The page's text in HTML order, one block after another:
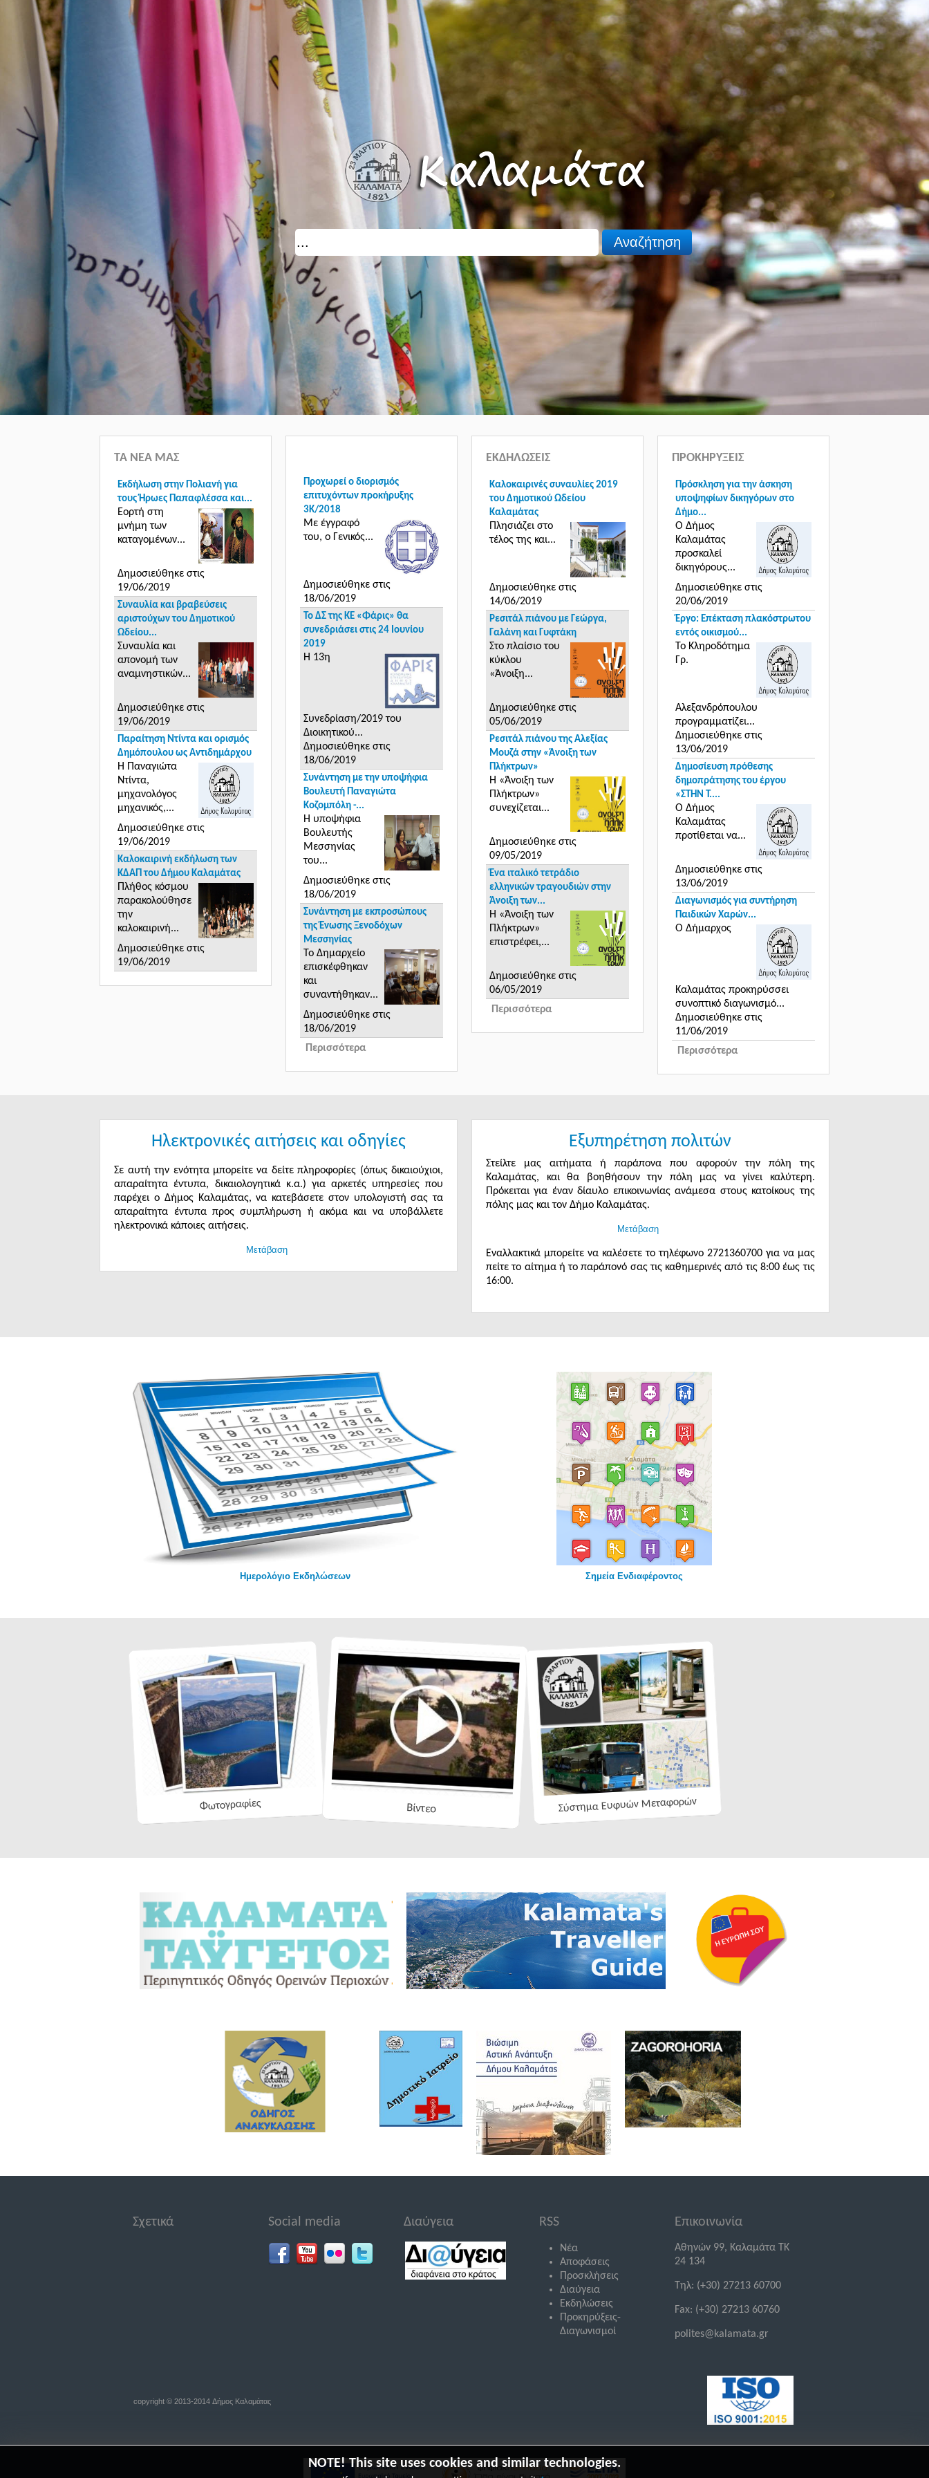
NOTE! This site uses cookies and similar technologies.
ΤΑ ΝΕΑ ΜΑΣ
Εκδήλωση στην Πολιανή για
τους Ήρωες Παπαφλέσσα και...
Εορτή στη
μνήμη των
καταγομένων...
Δημοσιεύθηκε στις
19/06/2019
Συναυλία και βραβεύσεις
αριστούχων του Δημοτικού
Ωδείου...
Συναυλία και
απονομή των
αναμνηστικών...
Δημοσιεύθηκε στις
19/06/2019
Παραίτηση Ντίντα και ορισμός
Δημόπουλου ως Αντιδημάρχου
Η Παναγιώτα
Ντίντα,
μηχανολόγος
μηχανικός,...
Δημοσιεύθηκε στις
19/06/2019
Καλοκαιρινή εκδήλωση των
ΚΔΑΠ του Δήμου Καλαμάτας
Πλήθος κόσμου
παρακολούθησε
την
καλοκαιρινή...
Δημοσιεύθηκε στις
19/06/2019
Προχωρεί ο διορισμός
επιτυχόντων προκήρυξης
3Κ/2018
Με έγγραφό
του, ο Γενικός...
Δημοσιεύθηκε στις
18/06/2019
Το ΔΣ της ΚΕ «Φάρις» θα
συνεδριάσει στις 24 Ιουνίου
2019
Η 13η
Συνεδρίαση/2019 του
Διοικητικού...
Δημοσιεύθηκε στις
18/06/2019
Συνάντηση με την υποψήφια
Βουλευτή Παναγιώτα
Κοζομπόλη -...
Η υποψήφια
Βουλευτής
Μεσσηνίας
του...
Δημοσιεύθηκε στις
18/06/2019
Συνάντηση με εκπροσώπους
της Ένωσης Ξενοδόχων
Μεσσηνίας
Το Δημαρχείο
επισκέφθηκαν
και
συναντήθηκαν...
Δημοσιεύθηκε στις
18/06/2019
Περισσότερα
ΕΚΔΗΛΩΣΕΙΣ
Καλοκαιρινές συναυλίες 2019
του Δημοτικού Ωδείου
Καλαμάτας
Πλησιάζει στο
τέλος της και...
Δημοσιεύθηκε στις
14/06/2019
Ρεσιτάλ πιάνου με Γεώργα,
Γαλάνη και Γυφτάκη
Στο πλαίσιο του
κύκλου
«Άνοιξη...
Δημοσιεύθηκε στις
05/06/2019
Ρεσιτάλ πιάνου της Αλεξίας
Μουζά στην «Άνοιξη των
Πλήκτρων»
Η «Άνοιξη των
Πλήκτρων»
συνεχίζεται...
Δημοσιεύθηκε στις
09/05/2019
Ένα ιταλικό τετράδιο
ελληνικών τραγουδιών στην
Άνοιξη των...
Η «Άνοιξη των
Πλήκτρων»
επιστρέφει,...
Δημοσιεύθηκε στις
06/05/2019
Περισσότερα
ΠΡΟΚΗΡΥΞΕΙΣ
Πρόσκληση για την άσκηση
υποψηφίων δικηγόρων στο
Δήμο...
Ο Δήμος
Καλαμάτας
προσκαλεί
δικηγόρους...
Δημοσιεύθηκε στις
20/06/2019
Έργο: Επέκταση πλακόστρωτου
εντός οικισμού...
Το Κληροδότημα
Γρ.
Αλεξανδρόπουλου
προγραμματίζει...
Δημοσιεύθηκε στις
13/06/2019
Δημοσίευση πρόθεσης
δημοπράτησης του έργου
«ΣΤΗΝ Τ....
Ο Δήμος
Καλαμάτας
προτίθεται να...
Δημοσιεύθηκε στις
13/06/2019
Διαγωνισμός για συντήρηση
Παιδικών Χαρών...
Ο Δήμαρχος
Καλαμάτας προκηρύσσει
συνοπτικό διαγωνισμό...
Δημοσιεύθηκε στις
11/06/2019
Περισσότερα
Ηλεκτρονικές αιτήσεις και οδηγίες
Σε αυτή την ενότητα μπορείτε να δείτε πληροφορίες (όπως δικαιούχιοι,
απαραίτητα έντυπα, δικαιολογητικά κ.α.) για αρκετές υπηρεσίες που
παρέχει ο Δήμος Καλαμάτας, να κατεβάσετε στον υπολογιστή σας τα
απαραίτητα έντυπα προς συμπλήρωση ή ακόμα και να υποβάλλετε
ηλεκτρονικά κάποιες αιτήσεις.
Μετάβαση
Εξυπηρέτηση πολιτών
Στείλτε μας αιτήματα ή παράπονα που αφορούν την πόλη της
Καλαμάτας, και θα βοηθήσουν την πόλη μας να γίνει καλύτερη.
Πρόκειται για έναν δίαυλο επικοινωνίας ανάμεσα στους κατοίκους της
πόλης μας και τον Δήμο Καλαμάτας.
Μετάβαση
Εναλλακτικά μπορείτε να καλέσετε το τηλέφωνο 2721360700 για να μας
πείτε το αίτημα ή το παράπονό σας τις καθημερινές από τις 8:00 έως τις
16:00.
Ημερολόγιο Εκδηλώσεων Σημεία Ενδιαφέροντος
Φωτογραφίες Βίντεο Σύστημα Ευφυών Μεταφορών
Σχετικά Social media Διαύγεια RSS
Νέα
Αποφάσεις
Προσκλήσεις
Διαύγεια
Εκδηλώσεις
Προκηρύξεις-
Διαγωνισμοί
Επικοινωνία
Αθηνών 99, Καλαμάτα ΤΚ
24 134
Τηλ: (+30) 27213 60700
Fax: (+30) 27213 60760
polites@kalamata.gr
copyright © 2013-2014 Δήμος Καλαμάτας